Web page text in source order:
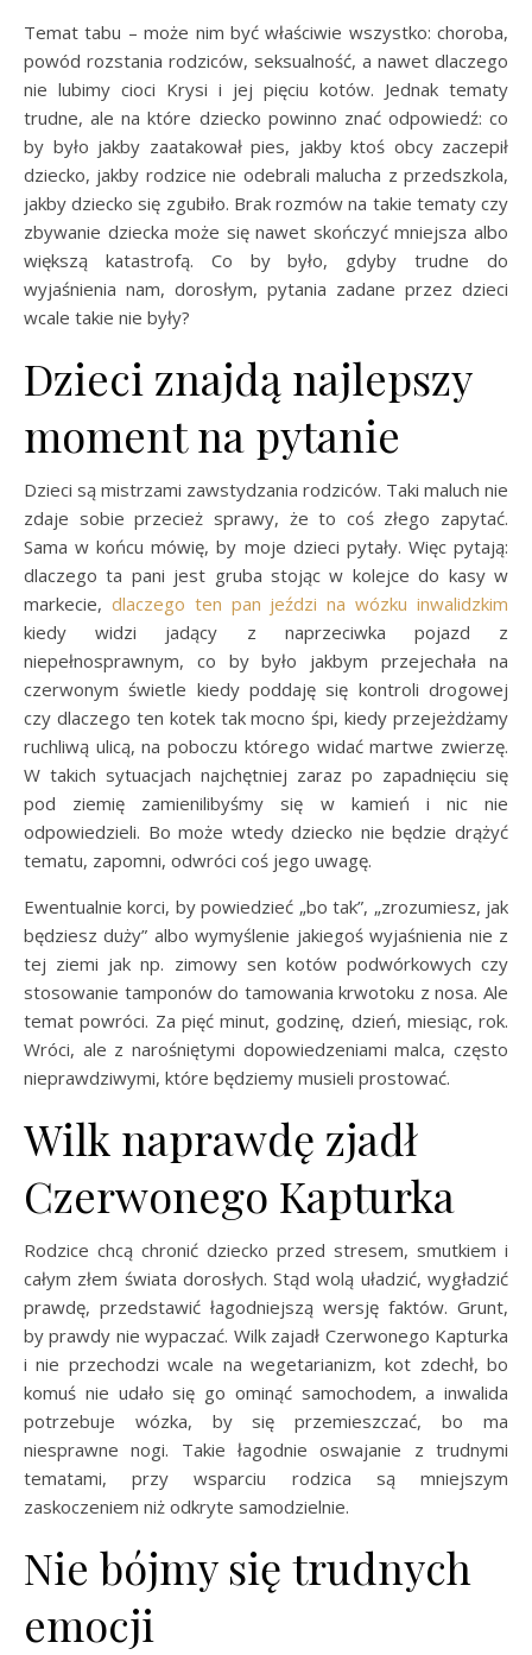
Temat tabu – może nim być właściwie wszystko: choroba,
powód rozstania rodziców, seksualność, a nawet dlaczego
nie lubimy cioci Krysi i jej pięciu kotów. Jednak tematy
trudne, ale na które dziecko powinno znać odpowiedź: co
by było jakby zaatakował pies, jakby ktoś obcy zaczepił
dziecko, jakby rodzice nie odebrali malucha z przedszkola,
jakby dziecko się zgubiło. Brak rozmów na takie tematy czy
zbywanie dziecka może się nawet skończyć mniejsza albo
większą katastrofą. Co by było, gdyby trudne do
wyjaśnienia nam, dorosłym, pytania zadane przez dzieci
wcale takie nie były?
Dzieci znajdą najlepszy
moment na pytanie
Dzieci są mistrzami zawstydzania rodziców. Taki maluch nie
zdaje sobie przecież sprawy, że to coś złego zapytać.
Sama w końcu mówię, by moje dzieci pytały. Więc pytają:
dlaczego ta pani jest gruba stojąc w kolejce do kasy w
markecie, dlaczego ten pan jeździ na wózku inwalidzkim
kiedy widzi jadący z naprzeciwka pojazd z
niepełnosprawnym, co by było jakbym przejechała na
czerwonym świetle kiedy poddaję się kontroli drogowej
czy dlaczego ten kotek tak mocno śpi, kiedy przejeżdżamy
ruchliwą ulicą, na poboczu którego widać martwe zwierzę.
W takich sytuacjach najchętniej zaraz po zapadnięciu się
pod ziemię zamienilibyśmy się w kamień i nic nie
odpowiedzieli. Bo może wtedy dziecko nie będzie drążyć
tematu, zapomni, odwróci coś jego uwagę.
Ewentualnie korci, by powiedzieć „bo tak”, „zrozumiesz, jak
będziesz duży” albo wymyślenie jakiegoś wyjaśnienia nie z
tej ziemi jak np. zimowy sen kotów podwórkowych czy
stosowanie tamponów do tamowania krwotoku z nosa. Ale
temat powróci. Za pięć minut, godzinę, dzień, miesiąc, rok.
Wróci, ale z narośniętymi dopowiedzeniami malca, często
nieprawdziwymi, które będziemy musieli prostować.
Wilk naprawdę zjadł
Czerwonego Kapturka
Rodzice chcą chronić dziecko przed stresem, smutkiem i
całym złem świata dorosłych. Stąd wolą uładzić, wygładzić
prawdę, przedstawić łagodniejszą wersję faktów. Grunt,
by prawdy nie wypaczać. Wilk zajadł Czerwonego Kapturka
i nie przechodzi wcale na wegetarianizm, kot zdechł, bo
komuś nie udało się go ominąć samochodem, a inwalida
potrzebuje wózka, by się przemieszczać, bo ma
niesprawne nogi. Takie łagodnie oswajanie z trudnymi
tematami, przy wsparciu rodzica są mniejszym
zaskoczeniem niż odkryte samodzielnie.
Nie bójmy się trudnych
emocji